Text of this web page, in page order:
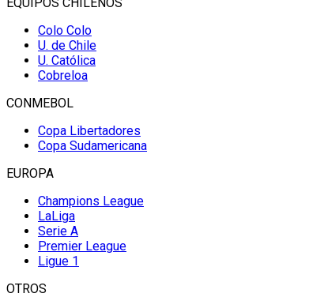
Colo Colo
U. de Chile
U. Católica
Cobreloa
CONMEBOL
Copa Libertadores
Copa Sudamericana
EUROPA
Champions League
LaLiga
Serie A
Premier League
Ligue 1
OTROS